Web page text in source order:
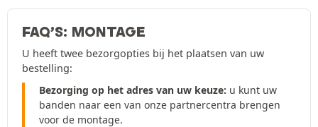
FAQ’S: MONTAGE
U heeft twee bezorgopties bij het plaatsen van uw
bestelling:
Bezorging op het adres van uw keuze: u kunt uw
banden naar een van onze partnercentra brengen
voor de montage.